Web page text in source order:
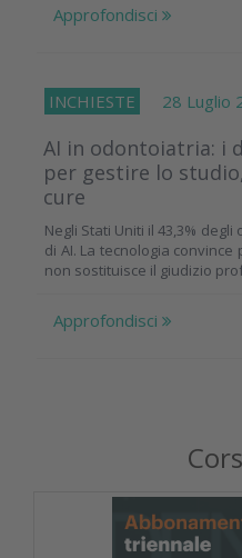
Approfondisci
INCHIESTE 28 Luglio
AI in odontoiatria: i
per gestire lo
cure
Negli Stati Uniti il 43,3%
di AI. La tecnologia
non sostituisce il giudizio
Approfondisci